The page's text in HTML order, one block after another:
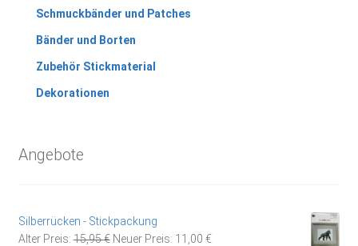
Schmuckbänder und Patches
Bänder und Borten
Zubehör Stickmaterial
Dekorationen
Angebote
Silberrücken - Stickpackung
Alter Preis: 15,95€ Ursprünglicher
Neuer Preis: 11,00 €Aktueller